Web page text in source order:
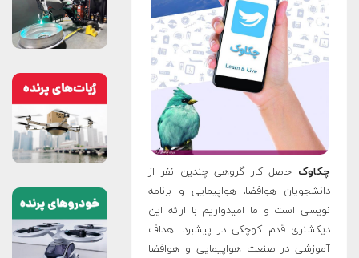
چکاوک حاصل کار گروهی چندین نفر از
دانشجویان هوافضا، هواپیمایی و برنامه
نویسی است و ما امیدواریم با ارائه این
دیکشنری قدم کوچکی در پیشبرد اهداف
آموزشی در صنعت هواپیمایی و هوافضا